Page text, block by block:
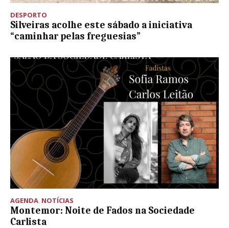
DESPORTO
Silveiras acolhe este sábado a iniciativa
“caminhar pelas freguesias”
AGENDA, NOTÍCIAS
Montemor: Noite de Fados na Sociedade
Carlista